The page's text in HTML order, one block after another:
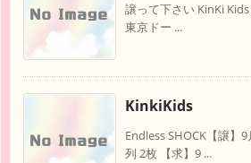
譲って下さい KinKi
東京ドー ...
KinkiKids
Endless SHOCK【譲】
列 2枚 【求】9 ...